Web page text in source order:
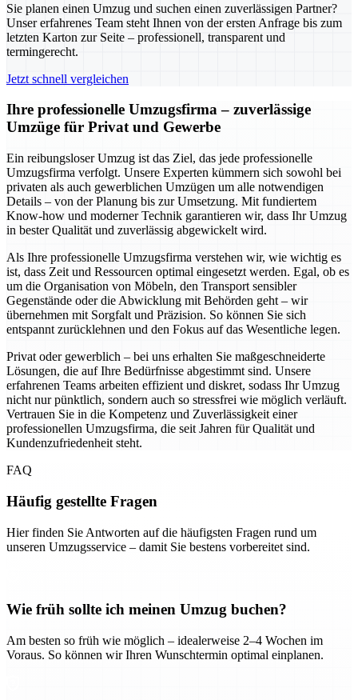
Sie planen einen Umzug und suchen einen zuverlässigen Partner?
Unser erfahrenes Team steht Ihnen von der ersten Anfrage bis zum
letzten Karton zur Seite – professionell, transparent und
termingerecht.
Jetzt schnell vergleichen
Ihre professionelle Umzugsfirma – zuverlässige
Umzüge für Privat und Gewerbe
Ein reibungsloser Umzug ist das Ziel, das jede professionelle
Umzugsfirma verfolgt. Unsere Experten kümmern sich sowohl bei
privaten als auch gewerblichen Umzügen um alle notwendigen
Details – von der Planung bis zur Umsetzung. Mit fundiertem
Know-how und moderner Technik garantieren wir, dass Ihr Umzug
in bester Qualität und zuverlässig abgewickelt wird.
Als Ihre professionelle Umzugsfirma verstehen wir, wie wichtig es
ist, dass Zeit und Ressourcen optimal eingesetzt werden. Egal, ob es
um die Organisation von Möbeln, den Transport sensibler
Gegenstände oder die Abwicklung mit Behörden geht – wir
übernehmen mit Sorgfalt und Präzision. So können Sie sich
entspannt zurücklehnen und den Fokus auf das Wesentliche legen.
Privat oder gewerblich – bei uns erhalten Sie maßgeschneiderte
Lösungen, die auf Ihre Bedürfnisse abgestimmt sind. Unsere
erfahrenen Teams arbeiten effizient und diskret, sodass Ihr Umzug
nicht nur pünktlich, sondern auch so stressfrei wie möglich verläuft.
Vertrauen Sie in die Kompetenz und Zuverlässigkeit einer
professionellen Umzugsfirma, die seit Jahren für Qualität und
Kundenzufriedenheit steht.
FAQ
Häufig gestellte Fragen
Hier finden Sie Antworten auf die häufigsten Fragen rund um
unseren Umzugsservice – damit Sie bestens vorbereitet sind.
Wie früh sollte ich meinen Umzug buchen?
Am besten so früh wie möglich – idealerweise 2–4 Wochen im
Voraus. So können wir Ihren Wunschtermin optimal einplanen.